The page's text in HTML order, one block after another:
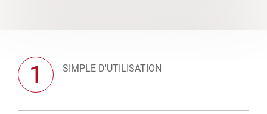
1 SIMPLE D'UTILISATION